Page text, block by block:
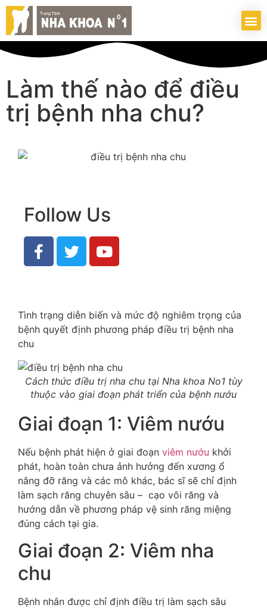
Làm thế nào để điều
trị bệnh nha chu?
Follow Us
Tình trạng diễn biến và mức độ nghiêm trọng của
bệnh quyết định phương pháp điều trị bệnh nha
chu
Cách thức điều trị nha chu tại Nha khoa No1 tùy
thuộc vào giai đoạn phát triển của bệnh nướu
Giai đoạn 1: Viêm nướu
Nếu bệnh phát hiện ở giai đoạn viêm nướu khởi
phát, hoàn toàn chưa ảnh hưởng đến xương ổ
nâng đỡ răng và các mô khác, bác sĩ sẽ chỉ định
làm sạch răng chuyên sâu – cạo vôi răng và
hướng dẫn về phương pháp vệ sinh răng miệng
đúng cách tại gia.
Giai đoạn 2: Viêm nha
chu
Bệnh nhân được chỉ định điều trị làm sạch sâu